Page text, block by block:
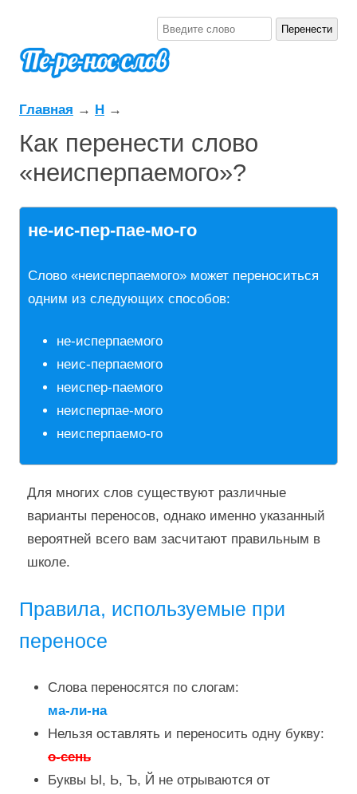
Главная → Н →
Как перенести слово
«неисперпаемого»?
не-ис-пер-пае-мо-го
Слово «неисперпаемого» может переноситься
одним из следующих способов:
не-исперпаемого
неис-перпаемого
неиспер-паемого
неисперпае-мого
неисперпаемо-го
Для многих слов существуют различные
варианты переносов, однако именно указанный
вероятней всего вам засчитают правильным в
школе.
Правила, используемые при
переносе
Слова переносятся по слогам:
ма-ли-на
Нельзя оставлять и переносить одну букву:
о-сень
Буквы Ы, Ь, Ъ, Й не отрываются от